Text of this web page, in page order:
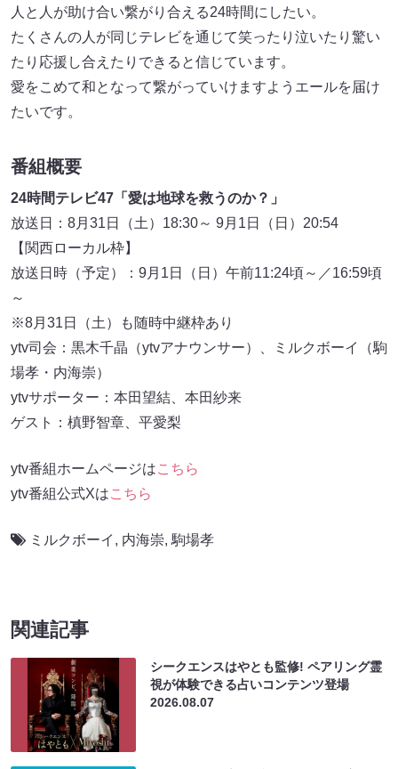
人と人が助け合い繋がり合える24時間にしたい。
たくさんの人が同じテレビを通じて笑ったり泣いたり驚い
たり応援し合えたりできると信じています。
愛をこめて和となって繋がっていけますようエールを届け
たいです。
番組概要
24時間テレビ47「愛は地球を救うのか？」
放送日：8月31日（土）18:30～ 9月1日（日）20:54
【関西ローカル枠】
放送日時（予定）：9月1日（日）午前11:24頃～／16:59頃
～
※8月31日（土）も随時中継枠あり
ytv司会：黒木千晶（ytvアナウンサー）、ミルクボーイ（駒
場孝・内海崇）
ytvサポーター：本田望結、本田紗来
ゲスト：槙野智章、平愛梨
ytv番組ホームページはこちら
ytv番組公式Xはこちら
ミルクボーイ , 内海崇, 駒場孝
関連記事
シークエンスはやとも監修! ペアリング霊
視が体験できる占いコンテンツ登場
2026.08.07